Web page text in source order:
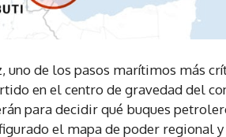
uno de los pasos marítimos más
en el centro de gravedad del
para decidir qué buques
el mapa de poder regional